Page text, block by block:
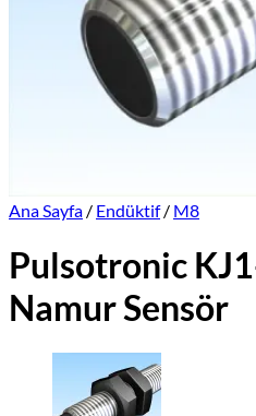
Ana Sayfa / Endüktif / M8
Pulsotronic
Namur Sensör